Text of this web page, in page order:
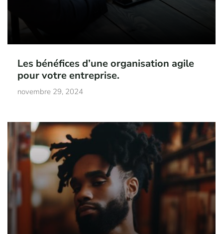
Les bénéfices d’une organisation agile
pour votre entreprise.
novembre 29, 2024